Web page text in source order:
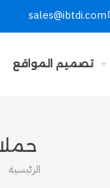
sales@ibtdi.com
تصميم المواقع
الرئيسية